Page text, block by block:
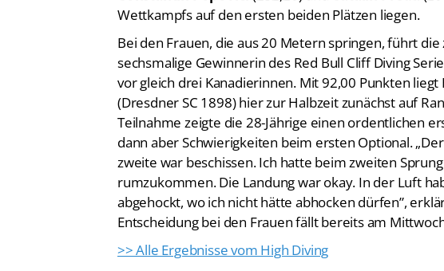
Wettkampfs auf den ersten beiden Plätzen liegen.
Bei den Frauen, die aus 20 Metern springen, führt
sechsmalige Gewinnerin des Red Bull Cliff Diving
vor gleich drei Kanadierinnen. Mit 92,00 Punkten
(Dresdner SC 1898) hier zur Halbzeit zunächst auf
Teilnahme zeigte die 28-Jährige einen ordentlichen
dann aber Schwierigkeiten beim ersten Optional.
zweite war beschissen. Ich hatte beim zweiten
rumzukommen. Die Landung war okay. In der Luft
abgehockt, wo ich nicht hätte abhocken dürfen”,
Entscheidung bei den Frauen fällt bereits am
>> Alle Ergebnisse vom High Diving